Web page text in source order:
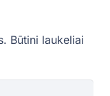
Būtini laukeliai